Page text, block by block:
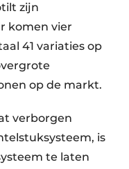
zijn
komen vier
41 variaties op
op de markt.
verborgen
is
te laten